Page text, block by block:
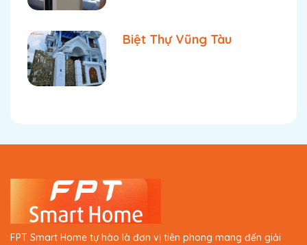
Biệt Thự Vũng Tàu
FPT Smart Home tự hào là đơn vị tiên phong mang đến giải